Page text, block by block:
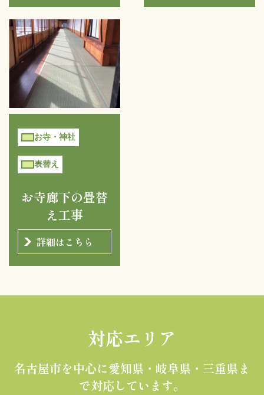
お寺・神社
表替え
お寺廊下の畳替
え工事
詳細はこちら
対応エリア
名古屋市を中心に愛知県・岐阜県・三重県ま
で対応しています。